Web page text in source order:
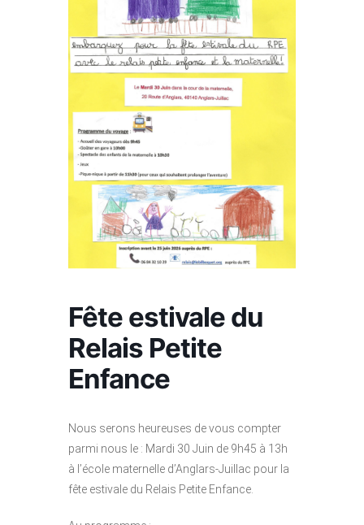
Fête estivale du
Relais Petite
Enfance
Nous serons heureuses de vous compter
parmi nous le : Mardi 30 Juin de 9h45 à 13h
à l’école maternelle d’Anglars-Juillac pour la
fête estivale du Relais Petite Enfance.